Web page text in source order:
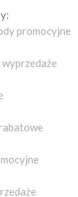
promocyjne